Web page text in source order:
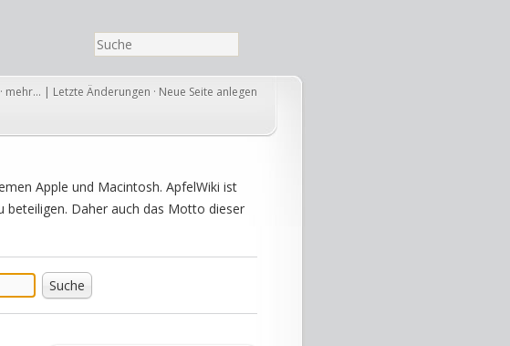
· mehr… | Letzte Änderungen · Neue Seite anlegen
Apple und Macintosh. ApfelWiki ist
Daher auch das Motto dieser